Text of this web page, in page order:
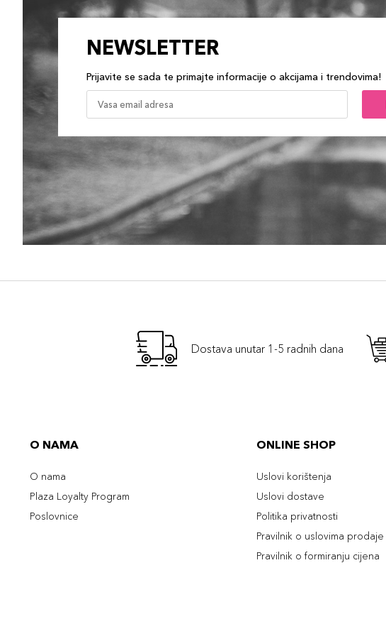
NEWSLETTER
Prijavite se sada te primajte informacije o akcijama i trendovima!
Dostava unutar 1-5 radnih dana
O NAMA
O nama
Plaza Loyalty Program
Poslovnice
ONLINE SHOP
Uslovi korištenja
Uslovi dostave
Politika privatnosti
Pravilnik o uslovima prodaje
Pravilnik o formiranju cijena